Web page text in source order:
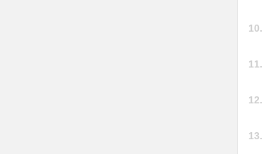
10.
11.
12.
13.